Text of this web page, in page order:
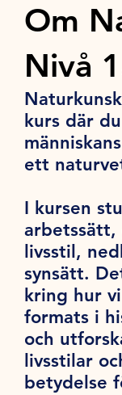
Om
Nivå
kurs där
ett
I kursen
livsstil,
synsätt.
kring hur
formats i
och
livsstilar
betydelse